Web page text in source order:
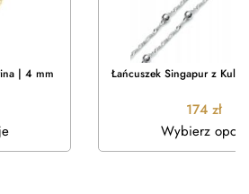
| 4 mm Łańcuszek Singapur z
174 zł
Wybierz opcje